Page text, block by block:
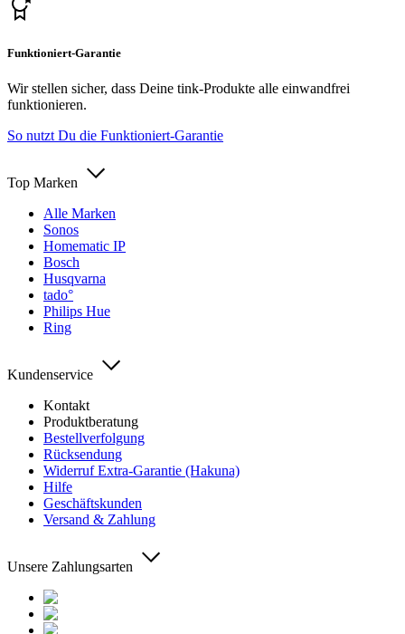
Funktioniert-Garantie
Wir stellen sicher, dass Deine tink-Produkte alle einwandfrei
funktionieren.
So nutzt Du die Funktioniert-Garantie
Top Marken
Alle Marken
Sonos
Homematic IP
Bosch
Husqvarna
tado°
Philips Hue
Ring
Kundenservice
Kontakt
Produktberatung
Bestellverfolgung
Rücksendung
Widerruf Extra-Garantie (Hakuna)
Hilfe
Geschäftskunden
Versand & Zahlung
Unsere Zahlungsarten